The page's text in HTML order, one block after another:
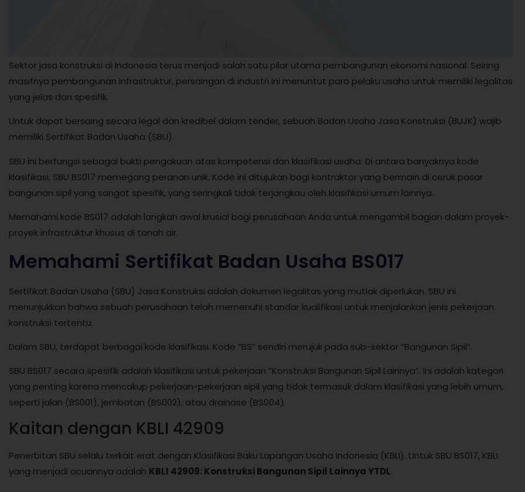
Sektor jasa konstruksi di Indonesia terus menjadi salah satu pilar utama pembangunan ekonomi nasional. Seiring
masifnya pembangunan infrastruktur, persaingan di industri ini menuntut para pelaku usaha untuk memiliki legalitas
yang jelas dan spesifik.
Untuk dapat bersaing secara legal dan kredibel dalam tender, sebuah Badan Usaha Jasa Konstruksi (BUJK) wajib
memiliki Sertifikat Badan Usaha (SBU).
SBU ini berfungsi sebagai bukti pengakuan atas kompetensi dan klasifikasi usaha. Di antara banyaknya kode
klasifikasi, SBU BS017 memegang peranan unik. Kode ini ditujukan bagi kontraktor yang bermain di ceruk pasar
bangunan sipil yang sangat spesifik, yang seringkali tidak terjangkau oleh klasifikasi umum lainnya.
Memahami kode BS017 adalah langkah awal krusial bagi perusahaan Anda untuk mengambil bagian dalam proyek-
proyek infrastruktur khusus di tanah air.
Memahami Sertifikat Badan Usaha BS017
Sertifikat Badan Usaha (SBU) Jasa Konstruksi adalah dokumen legalitas yang mutlak diperlukan. SBU ini
menunjukkan bahwa sebuah perusahaan telah memenuhi standar kualifikasi untuk menjalankan jenis pekerjaan
konstruksi tertentu.
Dalam SBU, terdapat berbagai kode klasifikasi. Kode “BS” sendiri merujuk pada sub-sektor “Bangunan Sipil”.
SBU BS017 secara spesifik adalah klasifikasi untuk pekerjaan “Konstruksi Bangunan Sipil Lainnya”. Ini adalah kategori
yang penting karena mencakup pekerjaan-pekerjaan sipil yang tidak termasuk dalam klasifikasi yang lebih umum,
seperti jalan (BS001), jembatan (BS002), atau drainase (BS004).
Kaitan dengan KBLI 42909
Penerbitan SBU selalu terkait erat dengan Klasifikasi Baku Lapangan Usaha Indonesia (KBLI). Untuk SBU BS017, KBLI
yang menjadi acuannya adalah KBLI 42909: Konstruksi Bangunan Sipil Lainnya YTDL.